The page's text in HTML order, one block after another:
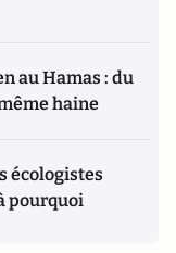
au Hamas : du
haine
écologistes
pourquoi